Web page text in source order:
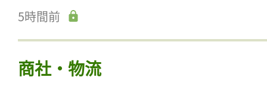
5時間前
商社・物流